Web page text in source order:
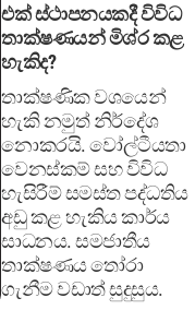
එක් ස්ථාපනයකදී විවිධ
තාක්ෂණයන් මිශ්ර කළ
හැකිද?
තාක්ෂණික වශයෙන්
හැකි නමුත් නිර්දේශ
නොකරයි. වෝල්ටීයතා
වෙනස්කම් සහ විවිධ
හැසිරීම් සමස්ත පද්ධතිය
අඩු කළ හැකිය කාර්ය
සාධනය. සමජාතීය
තාක්ෂණය තෝරා
ගැනීම වඩාත් සුදුසුය.